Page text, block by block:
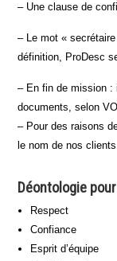
– Une clause de
– Le mot «
définition, ProDesc
– En fin de mission
documents, selon
– Pour des raisons
le nom de nos
Déontologie
Respect
Confiance
Esprit d’équipe